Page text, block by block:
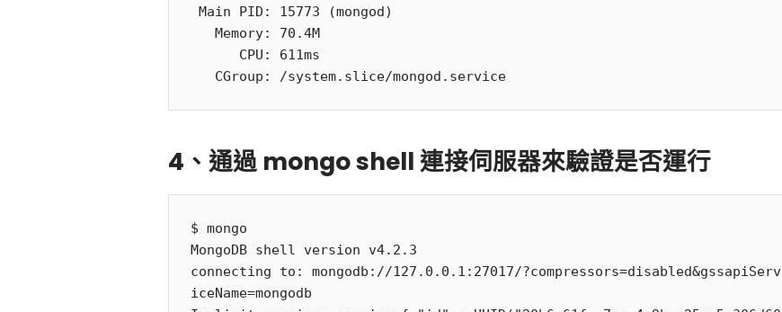
Main PID: 15773 (mongod)
   Memory: 70.4M
4、通過 mongo shell 連接伺服器來驗證是否運行
$ mongo
MongoDB shell version v4.2.3
connecting to: mongodb://127.0.0.1:27017/?compressors=disabled&gssapiServ
iceName=mongodb